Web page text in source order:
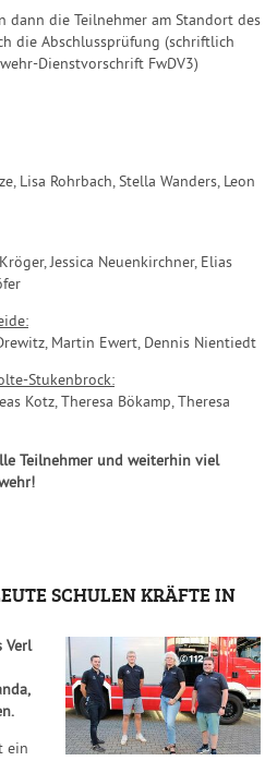
dann die Teilnehmer am Standort des
die Abschlussprüfung (schriftlich
Dienstvorschrift FwDV3)
Lisa Rohrbach, Stella Wanders, Leon
Jessica Neuenkirchner, Elias
Martin Ewert, Dennis Nientiedt
Stukenbrock:
Kotz, Theresa Bökamp, Theresa
Teilnehmer und weiterhin viel
SCHULEN KRÄFTE IN
Verl
ein